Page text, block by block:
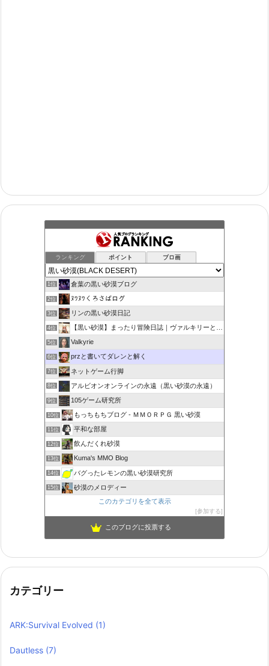
ランキング ポイント ブロ画
1位 倉葉の黒い砂漠ブログ
2位 ﾇﾜﾇﾜくろさばログ
3位 リンの黒い砂漠日記
4位 【黒い砂漠】まったり冒険日誌｜ヴァルキリーと闇の精霊の旅
5位 Valkyrie
6位 przと書いてダレンと解く
7位 ネットゲーム行脚
8位 アルビオンオンラインの永遠（黒い砂漠の永遠）
9位 105ゲーム研究所
10位 もっちもちブログ - ＭＭＯＲＰＧ 黒い砂漠
11位 平和な部屋
12位 飲んだくれ砂漠
13位 Kuma's MMO Blog
14位 バグったレモンの黒い砂漠研究所
15位
砂漠のメロディー
このカテゴリを全て表示
参加する
このブログに投票する
カテゴリー
ARK:Survival Evolved (1)
Dautless (7)